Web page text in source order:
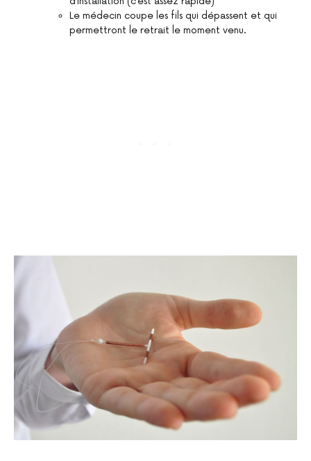
Le médecin coupe les fils qui dépassent et qui
permettront le retrait le moment venu.